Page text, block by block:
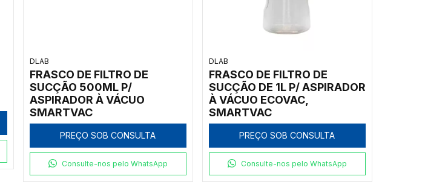
DLAB
FRASCO DE FILTRO DE
SUCÇÃO 500ML P/
ASPIRADOR À VÁCUO
SMARTVAC
PREÇO SOB CONSULTA
Consulte-nos pelo WhatsApp
DLAB
FRASCO DE FILTRO DE
SUCÇÃO DE 1L P/ ASPIRADOR
À VÁCUO ECOVAC,
SMARTVAC
PREÇO SOB CONSULTA
Consulte-nos pelo WhatsApp